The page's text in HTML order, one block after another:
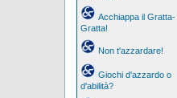
Acchiappa il Gratta-
Gratta!
Non t'azzardare!
Giochi d'azzardo o
d'abilità?